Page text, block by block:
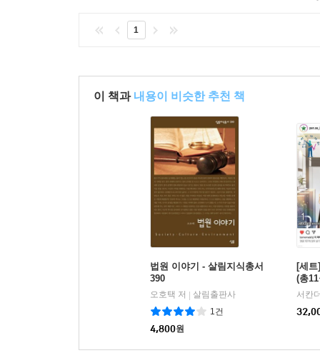
1
이 책과 내용이 비슷한 추천 책
법원 이야기 - 살림지식총서
390
오호택 저 | 살림출판사
1건
4,800원
[세트
(총
서칸